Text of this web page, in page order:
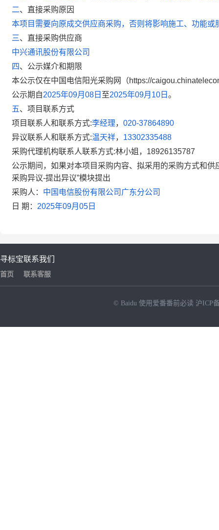
二、 直接采购原因
本项目需要向原成交供应商采购，否则将影响施工、功能或
三、 直接采购供应商
中兴通讯股份有限公司
四、 公示媒介和期限
本公示仅在中国电信阳光采购网（https://
公示期自2025年09月08日 至2025年09月10日 。
五、 项目联系方式
项目联系人和联系方式:李经理， 020-37864890
异议联系人和联系方式:温天祥， 13302335488
采购代理机构联系人联系方式:林小姐，18926135787
公示期间，如果对本项目采购内容、拟采用的采购方式和
采购异议-提出异议”模块提出
采购人： 中国电信股份有限公司广东分公司
日 期： 2025年09月05日
寻标宝
首页
联系我们
联系客服
© Baidu 使用爱番番前必读 沪ICP